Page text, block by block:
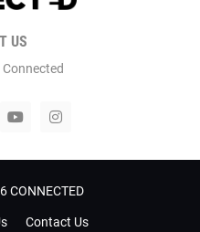
US
CONNECTED
Contact Us